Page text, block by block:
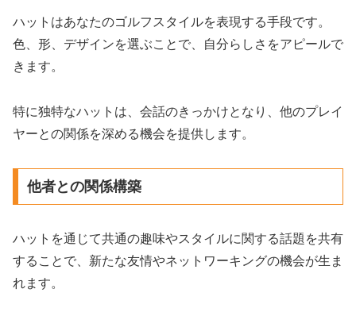
ハットはあなたのゴルフスタイルを表現する手段です。
色、形、デザインを選ぶことで、自分らしさをアピールで
きます。
特に独特なハットは、会話のきっかけとなり、他のプレイ
ヤーとの関係を深める機会を提供します。
他者との関係構築
ハットを通じて共通の趣味やスタイルに関する話題を共有
することで、新たな友情やネットワーキングの機会が生ま
れます。